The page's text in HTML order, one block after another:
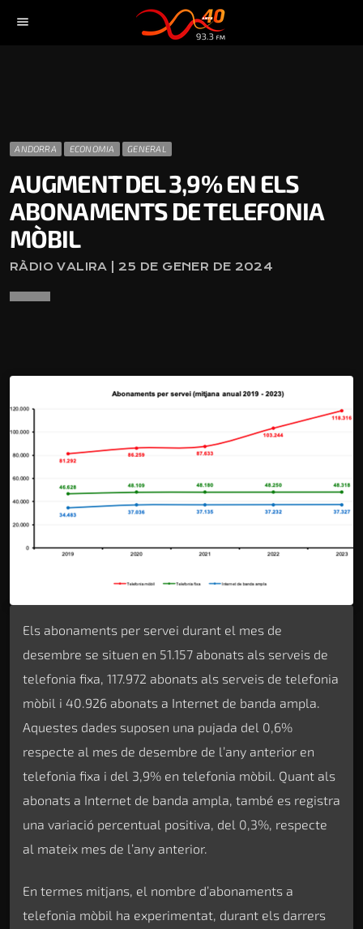
menu
ANDORRA ECONOMIA GENERAL
AUGMENT DEL 3,9% EN ELS
ABONAMENTS DE TELEFONIA
MÒBIL
RÀDIO VALIRA | 25 DE GENER DE 2024
Els abonaments per servei durant el mes de
desembre se situen en 51.157 abonats als serveis de
telefonia fixa, 117.972 abonats als serveis de telefonia
mòbil i 40.926 abonats a Internet de banda ampla.
Aquestes dades suposen una pujada del 0,6%
respecte al mes de desembre de l’any anterior en
telefonia fixa i del 3,9% en telefonia mòbil. Quant als
abonats a Internet de banda ampla, també es registra
una variació percentual positiva, del 0,3%, respecte
al mateix mes de l’any anterior.
En termes mitjans, el nombre d’abonaments a
telefonia mòbil ha experimentat, durant els darrers